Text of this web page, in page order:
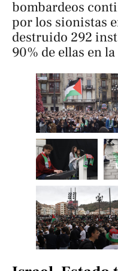
bombardeos
por los sionistas
destruido 292
90% de ellas en